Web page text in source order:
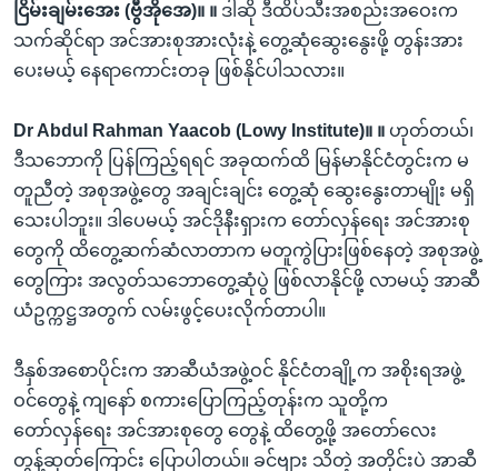
ငြိမ်းချမ်းအေး (ဗွီအိုအေ)။ ။ ဒါဆို ဒီထိပ်သီးအစည်းအဝေးက
သက်ဆိုင်ရာ အင်အားစုအားလုံးနဲ့ တွေ့ဆုံဆွေးနွေးဖို့ တွန်းအား
ပေးမယ့် နေရာကောင်းတခု ဖြစ်နိုင်ပါသလား။
Dr Abdul Rahman Yaacob (Lowy Institute)။ ။ ဟုတ်တယ်၊
ဒီသဘောကို ပြန်ကြည့်ရရင် အခုထက်ထိ မြန်မာနိုင်ငံတွင်းက မ
တူညီတဲ့ အစုအဖွဲ့တွေ အချင်းချင်း တွေ့ဆုံ ဆွေးနွေးတာမျိုး မရှိ
သေးပါဘူး။ ဒါပေမယ့် အင်ဒိုနီးရှားက တော်လှန်ရေး အင်အားစု
တွေကို ထိတွေ့ဆက်ဆံလာတာက မတူကွဲပြားဖြစ်နေတဲ့ အစုအဖွဲ့
တွေကြား အလွတ်သဘောတွေ့ဆုံပွဲ ဖြစ်လာနိုင်ဖို့ လာမယ့် အာဆီ
ယံဥက္ကဋ္ဌအတွက် လမ်းဖွင့်ပေးလိုက်တာပါ။
ဒီနှစ်အစောပိုင်းက အာဆီယံအဖွဲ့ဝင် နိုင်ငံတချို့က အစိုးရအဖွဲ့
ဝင်တွေနဲ့ ကျနော် စကားပြောကြည့်တုန်းက သူတို့က
တော်လှန်ရေး အင်အားစုတွေ တွေနဲ့ ထိတွေ့ဖို့ အတော်လေး
တွန့်ဆုတ်ကြောင်း ပြောပါတယ်။ ခင်ဗျား သိတဲ့ အတိုင်းပဲ အာဆီ